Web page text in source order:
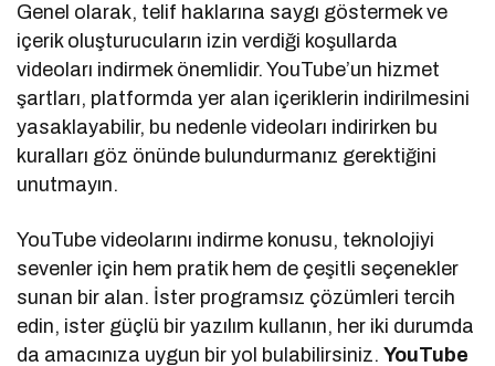
Genel olarak, telif haklarına saygı göstermek ve
içerik oluşturucuların izin verdiği koşullarda
videoları indirmek önemlidir. YouTube’un hizmet
şartları, platformda yer alan içeriklerin indirilmesini
yasaklayabilir, bu nedenle videoları indirirken bu
kuralları göz önünde bulundurmanız gerektiğini
unutmayın.
YouTube videolarını indirme konusu, teknolojiyi
sevenler için hem pratik hem de çeşitli seçenekler
sunan bir alan. İster programsız çözümleri tercih
edin, ister güçlü bir yazılım kullanın, her iki durumda
da amacınıza uygun bir yol bulabilirsiniz.YouTube